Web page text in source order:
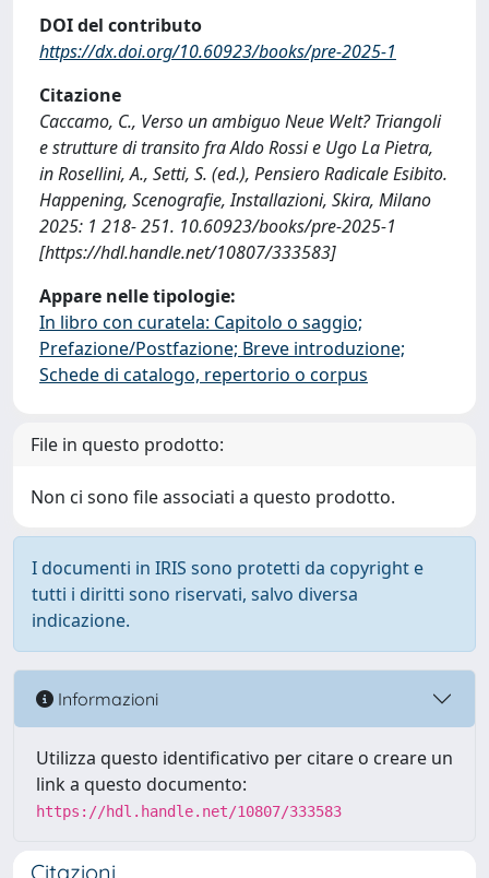
DOI del contributo
https://dx.doi.org/10.60923/books/pre-2025-1
Citazione
Caccamo, C., Verso un ambiguo Neue Welt? Triangoli
e strutture di transito fra Aldo Rossi e Ugo La Pietra,
in Rosellini, A., Setti, S. (ed.), Pensiero Radicale Esibito.
Happening, Scenografie, Installazioni, Skira, Milano
2025: 1 218- 251. 10.60923/books/pre-2025-1
[https://hdl.handle.net/10807/333583]
Appare nelle tipologie:
In libro con curatela: Capitolo o saggio;
Prefazione/Postfazione; Breve introduzione;
Schede di catalogo, repertorio o corpus
File in questo prodotto:
Non ci sono file associati a questo prodotto.
I documenti in IRIS sono protetti da copyright e
tutti i diritti sono riservati, salvo diversa
indicazione.
Informazioni
Utilizza questo identificativo per citare o creare un
link a questo documento:
https://hdl.handle.net/10807/333583
Citazioni